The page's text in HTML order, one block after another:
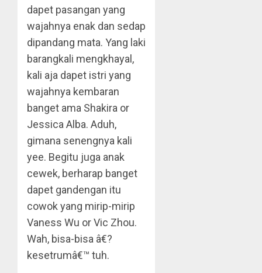
dapet pasangan yang
wajahnya enak dan sedap
dipandang mata. Yang laki
barangkali mengkhayal,
kali aja dapet istri yang
wajahnya kembaran
banget ama Shakira or
Jessica Alba. Aduh,
gimana senengnya kali
yee. Begitu juga anak
cewek, berharap banget
dapet gandengan itu
cowok yang mirip-mirip
Vaness Wu or Vic Zhou.
Wah, bisa-bisa â€?
kesetrumâ€™ tuh.